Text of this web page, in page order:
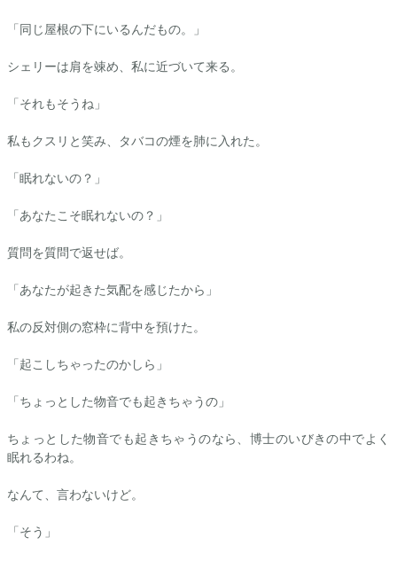
「同じ屋根の下にいるんだもの。」
シェリーは肩を竦め、私に近づいて来る。
「それもそうね」
私もクスリと笑み、タバコの煙を肺に入れた。
「眠れないの？」
「あなたこそ眠れないの？」
質問を質問で返せば。
「あなたが起きた気配を感じたから」
私の反対側の窓枠に背中を預けた。
「起こしちゃったのかしら」
「ちょっとした物音でも起きちゃうの」
ちょっとした物音でも起きちゃうのなら、博士のいびきの中でよく
眠れるわね。
なんて、言わないけど。
「そう」